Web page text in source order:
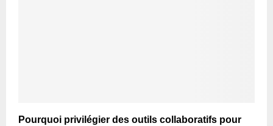
Pourquoi privilégier des outils collaboratifs pour